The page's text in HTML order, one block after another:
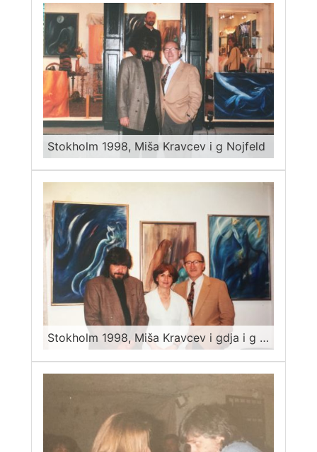
Stokholm 1998, Miša Kravcev i g Nojfeld
Stokholm 1998, Miša Kravcev i gdja i g Nojfeld, galeristi